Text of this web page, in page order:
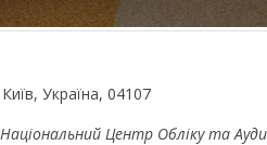
Україна, 04107
Національний Центр Обліку та